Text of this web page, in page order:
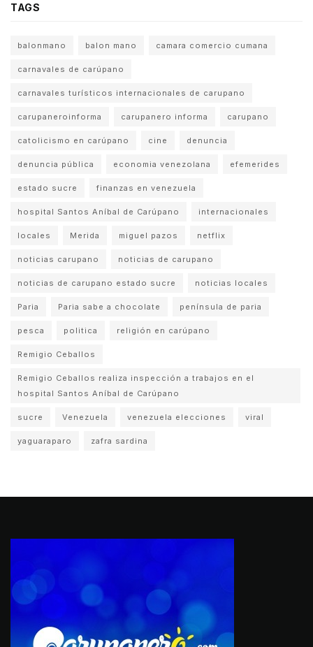
TAGS
balonmano balon mano camara comercio cumana
carnavales de carúpano
carnavales turísticos internacionales de carupano
carupaneroinforma carupanero informa carupano
catolicismo en carúpano cine denuncia
denuncia pública economia venezolana efemerides
estado sucre finanzas en venezuela
hospital Santos Aníbal de Carúpano internacionales
locales Merida miguel pazos netflix
noticias carupano noticias de carupano
noticias de carupano estado sucre noticias locales
Paria Paria sabe a chocolate península de paria
pesca politica religión en carúpano
Remigio Ceballos
Remigio Ceballos realiza inspección a trabajos en el
hospital Santos Aníbal de Carúpano
sucre Venezuela venezuela elecciones viral
yaguaraparo zafra sardina